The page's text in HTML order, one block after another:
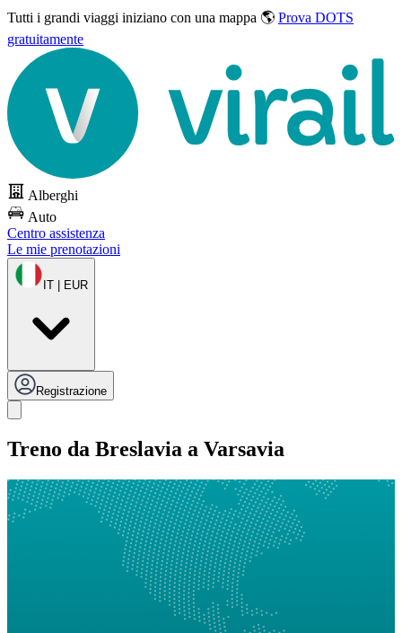
Tutti i grandi viaggi iniziano con una mappa 🌎 Prova DOTS
gratuitamente
Alberghi
Auto
Centro assistenza
Le mie prenotazioni
IT | EUR
Registrazione
Treno da Breslavia a Varsavia